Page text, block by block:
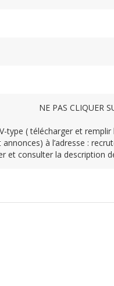
NE PAS CLIQUER
type ( télécharger et
à l’adresse :
et consulter la description